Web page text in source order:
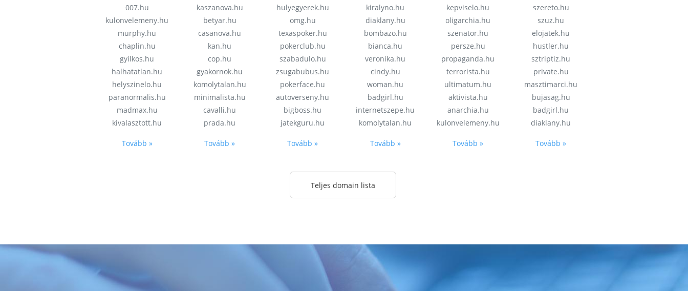
007.hu
kulonvelemeny.hu
murphy.hu
chaplin.hu
gyilkos.hu
halhatatlan.hu
helyszinelo.hu
paranormalis.hu
madmax.hu
kivalasztott.hu
Tovább »
kaszanova.hu
betyar.hu
casanova.hu
kan.hu
cop.hu
gyakornok.hu
komolytalan.hu
minimalista.hu
cavalli.hu
prada.hu
Tovább »
hulyegyerek.hu
omg.hu
texaspoker.hu
pokerclub.hu
szabadulo.hu
zsugabubus.hu
pokerface.hu
autoverseny.hu
bigboss.hu
jatekguru.hu
Tovább »
kiralyno.hu
diaklany.hu
bombazo.hu
bianca.hu
veronika.hu
cindy.hu
woman.hu
badgirl.hu
internetszepe.hu
komolytalan.hu
Tovább »
kepviselo.hu
oligarchia.hu
szenator.hu
persze.hu
propaganda.hu
terrorista.hu
ultimatum.hu
aktivista.hu
anarchia.hu
kulonvelemeny.hu
Tovább »
szereto.hu
szuz.hu
elojatek.hu
hustler.hu
sztriptiz.hu
private.hu
masztimarci.hu
bujasag.hu
badgirl.hu
diaklany.hu
Tovább »
Teljes domain lista